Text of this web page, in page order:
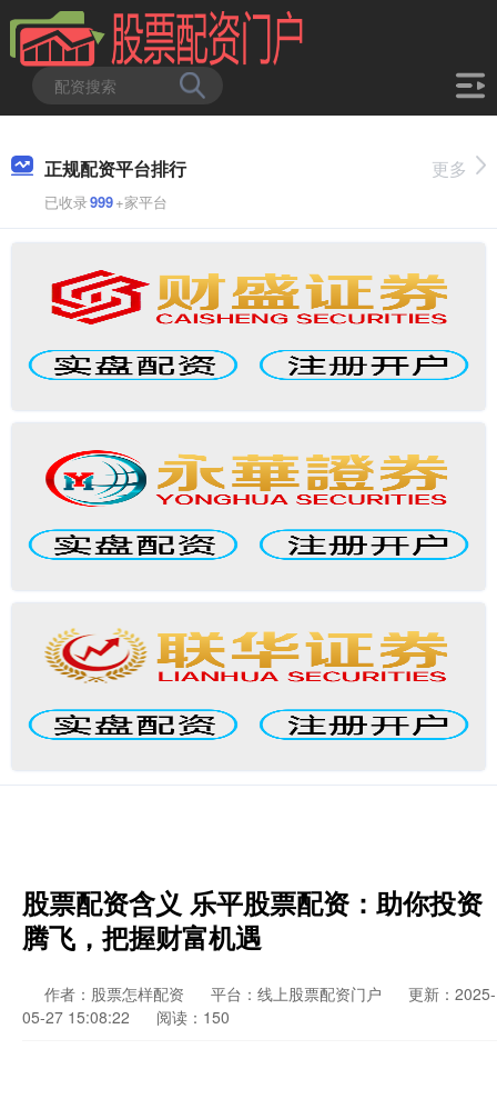
正规配资平台排行
已收录999+家平台
更多
股票配资含义 乐平股票配资：助你投资
腾飞，把握财富机遇
作者：股票怎样配资 平台：线上股票配资门户
更新：2025-
05-27 15:08:22
阅读：150